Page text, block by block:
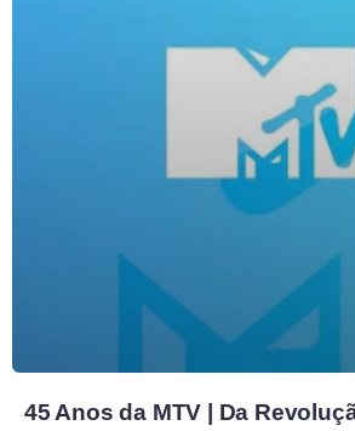
45 Anos da MTV | Da